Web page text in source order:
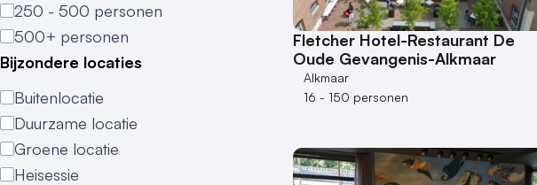
250 - 500 personen
500+ personen
Bijzondere locaties
Buitenlocatie
Duurzame locatie
Groene locatie
Heisessie
Fletcher Hotel-Restaurant De
Oude Gevangenis-Alkmaar
Alkmaar
16 - 150 personen